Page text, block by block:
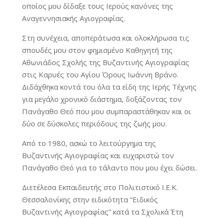
οποίος μου δίδαξε τους Ιερούς κανόνες της
Αναγεννησιακής Αγιογραφίας.
Στη συνέχεια, αποπεράτωσα και ολοκλήρωσα τις
σπουδές μου στον φημισμένο Καθηγητή της
Αθωνιάδος Σχολής της Βυζαντινής Αγιογραφίας
στις Καρυές του Αγίου Όρους Ιωάννη Βράνο.
Διδάχθηκα κοντά του όλα τα είδη της Ιερής Τέχνης
για μεγάλο χρονικό διάστημα, δοξάζοντας τον
Πανάγαθο Θεό που μου συμπαραστάθηκαν και οι
δύο σε δύσκολες περιόδους της ζωής μου.
Από το 1980, ασκώ το λειτούργημα της
Βυζαντινής Αγιογραφίας και ευχαριστώ τον
Πανάγαθο Θεό για το τάλαντο που μου έχει δώσει.
Διετέλεσα Εκπαιδευτής στο Πολιτιστικό Ι.Ε.Κ.
Θεσσαλονίκης στην ειδικότητα “Ειδικός
Βυζαντινής Αγιογραφίας” κατά τα Σχολικά Έτη